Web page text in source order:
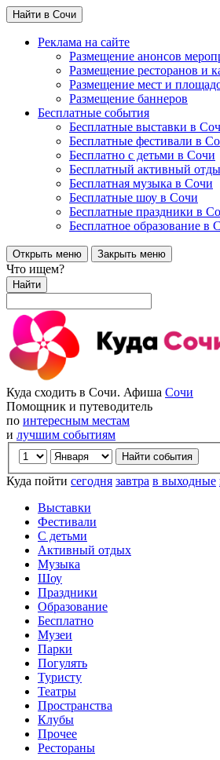
Найти в Сочи
Реклама на сайте
Размещение анонсов
Размещение ресторанов и
Размещение мест и
Размещение баннеров
Бесплатные события
Бесплатные выставки в
Бесплатные фестивали в
Бесплатно с детьми в Сочи
Бесплатный активный
Бесплатная музыка в Сочи
Бесплатные шоу в Сочи
Бесплатные праздники в
Бесплатное образование в
Открыть меню Закрыть меню
Что ищем?
Найти
Куда сходить в Сочи. Афиша Сочи
Помощник и путеводитель
по интересным местам
и лучшим событиям
Куда пойти сегодня завтра в выходные
Выставки
Фестивали
С детьми
Активный отдых
Музыка
Шоу
Праздники
Образование
Бесплатно
Музеи
Парки
Погулять
Туристу
Театры
Пространства
Клубы
Прочее
Рестораны